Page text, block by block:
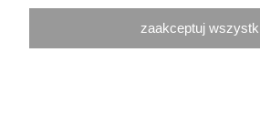
zaakceptuj